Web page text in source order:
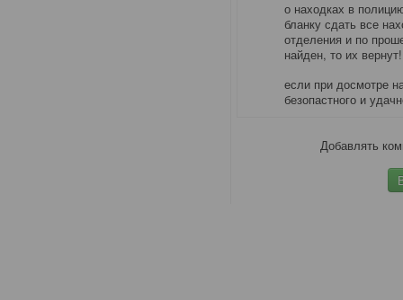
о находках в
бланку сдать все
отделения и по
найден, то их
если при досмотре
безопастного и
Добавлять